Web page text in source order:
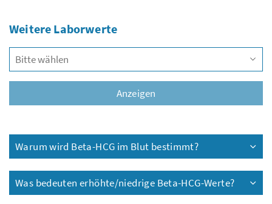
Weitere Laborwerte
Anzeigen
Warum wird Beta-HCG im Blut bestimmt?
Was bedeuten erhöhte/niedrige Beta-HCG-Werte?